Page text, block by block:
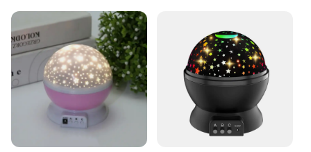
Performance and Property: Galaxy lamp with a
starlight effect
Shape or Size or Weight or Quantity: Compact and
lightweight for easy placement
Applicable People: Ideal for kids and adults alike
Features:
|Starry Projector Night Light Rotating Sky Moon
Lamp Galaxy Lamp Home Bedroom Decoration
Starlight Christmas Lights For Kids Gift|